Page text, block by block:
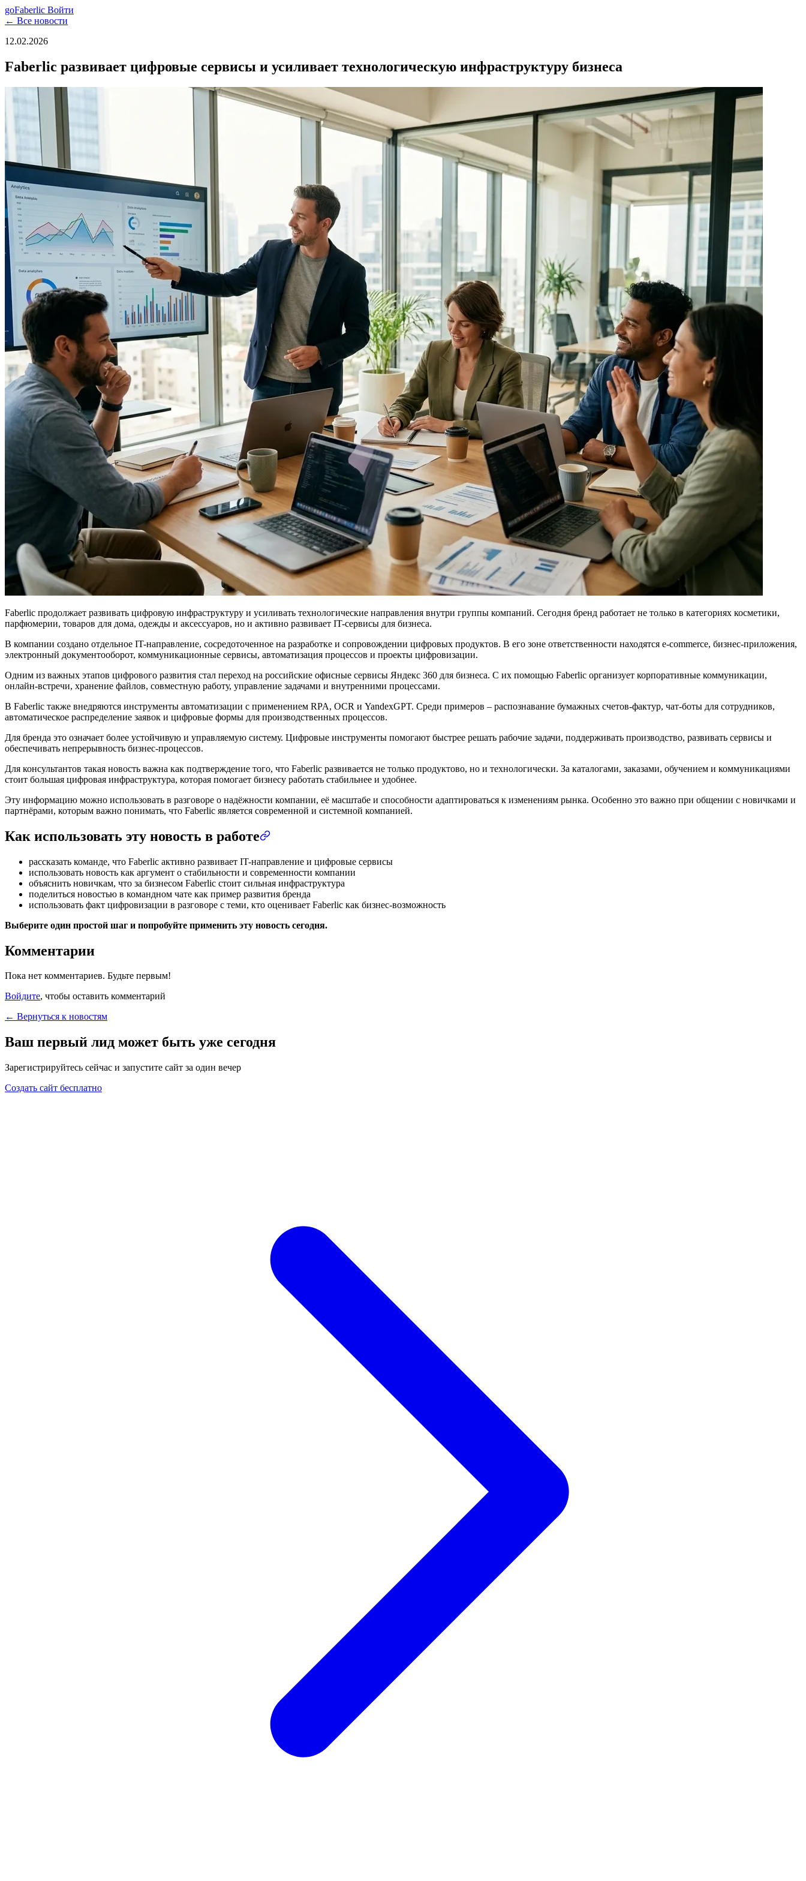
goFaberlic Войти
← Все новости
12.02.2026
Faberlic развивает цифровые сервисы и усиливает технологическую инфраструктуру бизнеса
Faberlic продолжает развивать цифровую инфраструктуру и усиливать технологические направления внутри группы компаний. Сегодня бренд работает не только в категориях косметики,
парфюмерии, товаров для дома, одежды и аксессуаров, но и активно развивает IT-сервисы для бизнеса.
В компании создано отдельное IT-направление, сосредоточенное на разработке и сопровождении цифровых продуктов. В его зоне ответственности находятся e-commerce, бизнес-приложения,
электронный документооборот, коммуникационные сервисы, автоматизация процессов и проекты цифровизации.
Одним из важных этапов цифрового развития стал переход на российские офисные сервисы Яндекс 360 для бизнеса. С их помощью Faberlic организует корпоративные коммуникации,
онлайн-встречи, хранение файлов, совместную работу, управление задачами и внутренними процессами.
В Faberlic также внедряются инструменты автоматизации с применением RPA, OCR и YandexGPT. Среди примеров – распознавание бумажных счетов-фактур, чат-боты для сотрудников,
автоматическое распределение заявок и цифровые формы для производственных процессов.
Для бренда это означает более устойчивую и управляемую систему. Цифровые инструменты помогают быстрее решать рабочие задачи, поддерживать производство, развивать сервисы и
обеспечивать непрерывность бизнес-процессов.
Для консультантов такая новость важна как подтверждение того, что Faberlic развивается не только продуктово, но и технологически. За каталогами, заказами, обучением и коммуникациями
стоит большая цифровая инфраструктура, которая помогает бизнесу работать стабильнее и удобнее.
Эту информацию можно использовать в разговоре о надёжности компании, её масштабе и способности адаптироваться к изменениям рынка. Особенно это важно при общении с новичками и
партнёрами, которым важно понимать, что Faberlic является современной и системной компанией.
Как использовать эту новость в работе
рассказать команде, что Faberlic активно развивает IT-направление и цифровые сервисы
использовать новость как аргумент о стабильности и современности компании
объяснить новичкам, что за бизнесом Faberlic стоит сильная инфраструктура
поделиться новостью в командном чате как пример развития бренда
использовать факт цифровизации в разговоре с теми, кто оценивает Faberlic как бизнес-возможность
Выберите один простой шаг и попробуйте применить эту новость сегодня.
Комментарии
Пока нет комментариев. Будьте первым!
Войдите, чтобы оставить комментарий
← Вернуться к новостям
Ваш первый лид может быть уже сегодня
Зарегистрируйтесь сейчас и запустите сайт за один вечер
Создать сайт бесплатно